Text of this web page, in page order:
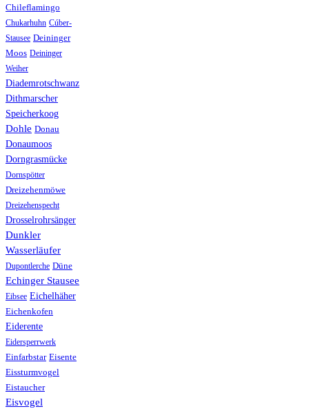
Chileflamingo
Chukarhuhn Cúber-
Stausee Deininger
Moos Deininger
Weiher
Diademrotschwanz
Dithmarscher
Speicherkoog
Dohle Donau
Donaumoos
Dorngrasmücke
Dornspötter
Dreizehenmöwe
Dreizehenspecht
Drosselrohrsänger
Dunkler
Wasserläufer
Dupontlerche Düne
Echinger Stausee
Eibsee Eichelhäher
Eichenkofen
Eiderente
Eidersperrwerk
Einfarbstar Eisente
Eissturmvogel
Eistaucher
Eisvogel